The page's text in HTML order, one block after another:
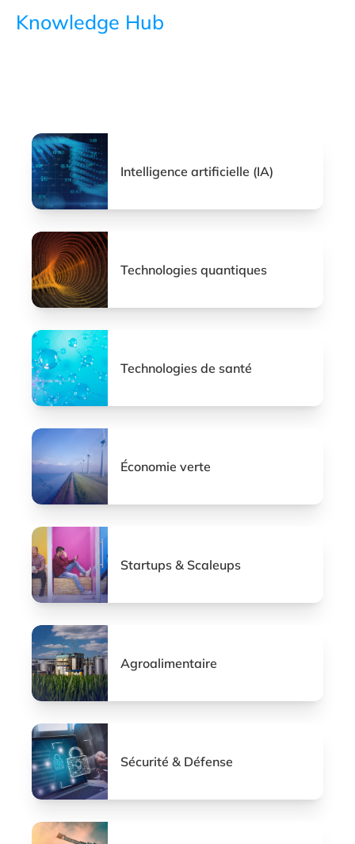
Knowledge Hub
Intelligence artificielle (IA)
Technologies quantiques
Technologies de santé
Économie verte
Startups & Scaleups
Agroalimentaire
Sécurité & Défense